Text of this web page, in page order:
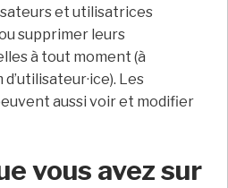
et utilisatrices
supprimer leurs
à tout moment (à
Les
aussi voir et modifier
vous avez sur